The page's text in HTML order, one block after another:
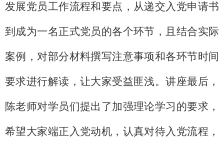
发展党员工作流程和要点，从递交入党申请书
到成为一名正式党员的各个环节，且结合实际
案例，对部分材料撰写注意事项和各环节时间
要求进行解读，让大家受益匪浅。讲座最后，
陈老师对学员们提出了加强理论学习的要求，
希望大家端正入党动机，认真对待入党流程，